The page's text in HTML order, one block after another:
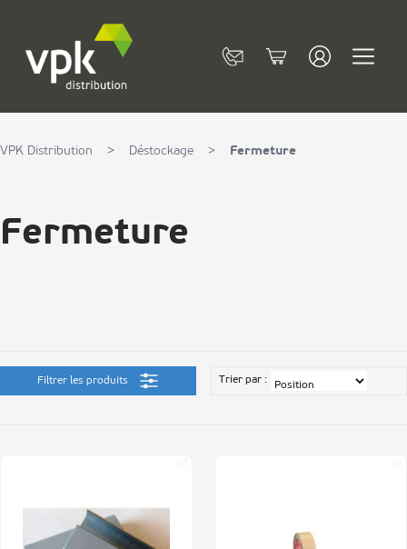
ContactCart
VPK Distribution > Déstockage > Fermeture
Fermeture
Filtrer les produits Trier par :